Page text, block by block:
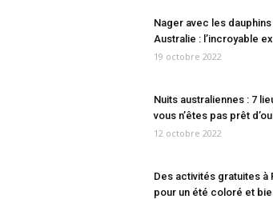
Nager avec les
Australie : l’incroyable
19 octobre 2022
Nuits australiennes : 7
vous n’êtes pas prêt
12 octobre 2022
Des activités gratuites à
pour un été coloré et